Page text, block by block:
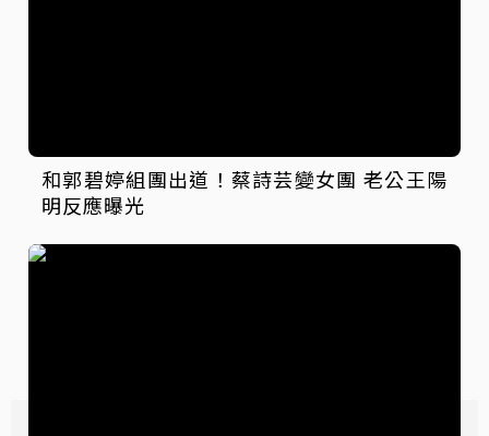
和郭碧婷組團出道！蔡詩芸變女團 老公王陽
明反應曝光